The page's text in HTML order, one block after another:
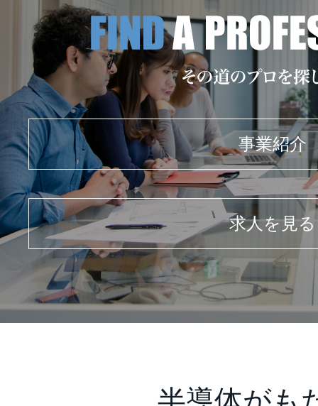
事業紹介
求人を見る